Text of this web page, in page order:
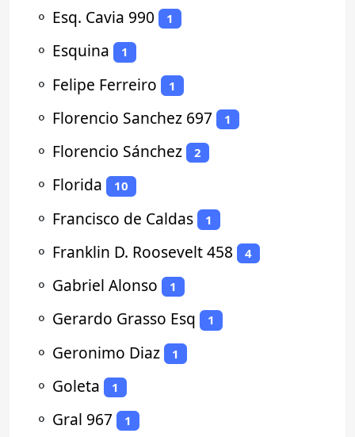
⚬ Esq. Cavia 990 1
⚬ Esquina 1
⚬ Felipe Ferreiro 1
⚬ Florencio Sanchez 697 1
⚬ Florencio Sánchez 2
⚬ Florida 10
⚬ Francisco de Caldas 1
⚬ Franklin D. Roosevelt 458 4
⚬ Gabriel Alonso 1
⚬ Gerardo Grasso Esq 1
⚬ Geronimo Diaz 1
⚬ Goleta 1
⚬ Gral 967 1